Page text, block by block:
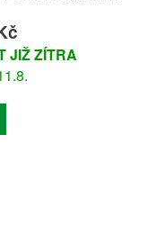
JIŽ ZÍTRA